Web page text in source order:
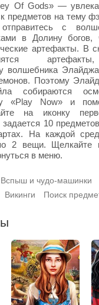
Of Gods» —
предметов на тему
с
в Долину богов,
артефакты. В
волшебника
Поэтому
собираются
«Play Now» и
на иконку
10
На каждой
2 вещи. Щелкайте
в меню.
Вспыш и чудо-машинки
Викинги Поиск